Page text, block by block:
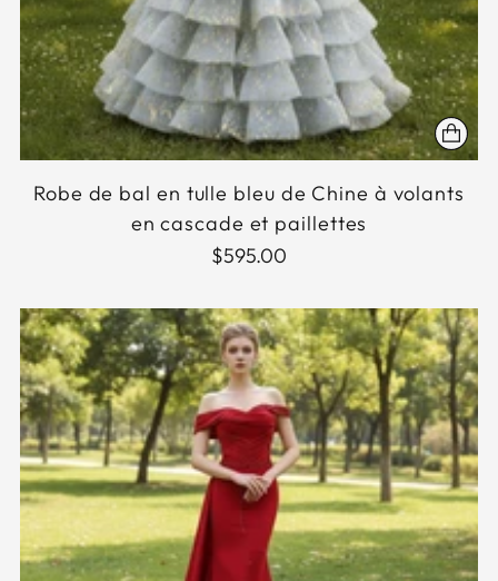
Robe de bal en tulle bleu de Chine à volants
en cascade et paillettes
$595.00